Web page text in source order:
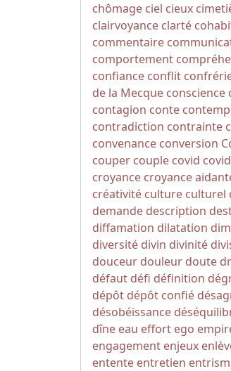
chômage ciel cieux
clairvoyance clarté
commentaire
comportement
confiance conflit
de la Mecque conscience
contagion conte
contradiction contrainte
convenance conversion
couper couple covid
croyance croyance
créativité culture culturel
demande description
diffamation dilatation
diversité divin divinité
douceur douleur doute
défaut défi définition
dépôt dépôt confié
désobéissance
dîne eau effort ego
engagement enjeux
entente entretien